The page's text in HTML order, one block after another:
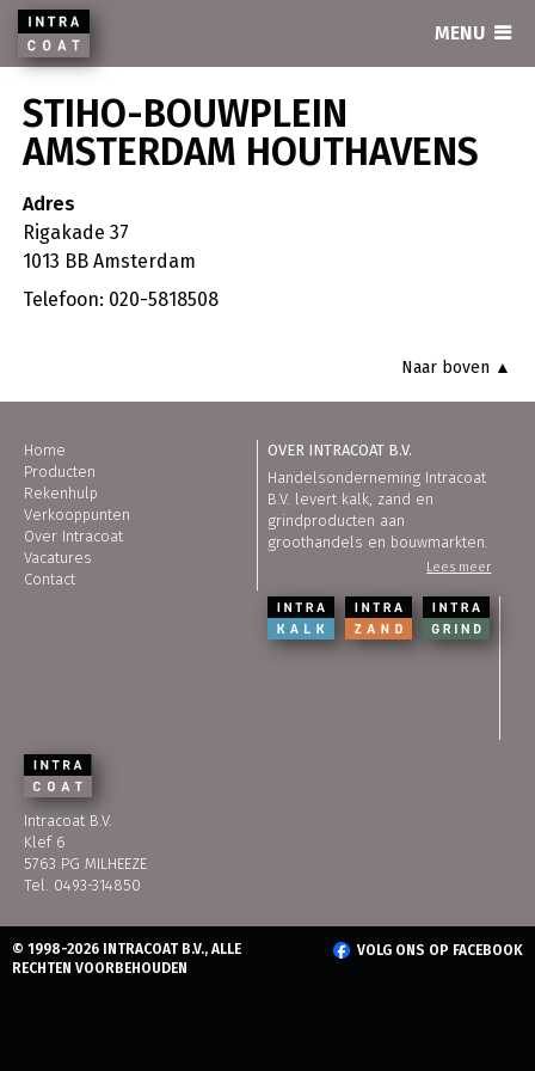
INTRACOAT MENU
STIHO-BOUWPLEIN
AMSTERDAM HOUTHAVENS
Adres
Rigakade 37
1013 BB Amsterdam
Telefoon: 020-5818508
Naar boven ▲
Home
Producten
Rekenhulp
Verkooppunten
Over Intracoat
Vacatures
Contact
OVER INTRACOAT B.V.
Handelsonderneming Intracoat
B.V. levert kalk, zand en
grindproducten aan
groothandels en bouwmarkten.
Lees meer
Intracoat B.V.
Klef 6
5763 PG MILHEEZE
Tel. 0493-314850
© 1998-2026 INTRACOAT B.V., ALLE
RECHTEN VOORBEHOUDEN
VOLG ONS OP FACEBOOK